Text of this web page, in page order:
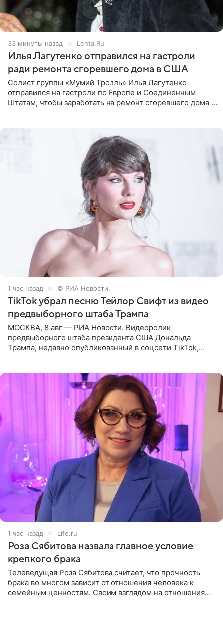
33 минуты назад Lenta.Ru
Илья Лагутенко отправился на гастроли
ради ремонта сгоревшего дома в США
Солист группы «Мумий Тролль» Илья Лагутенко
отправился на гастроли по Европе и Соединенным
Штатам, чтобы заработать на ремонт сгоревшего дома в
1 час назад © РИА Новости
TikTok убрал песню Тейлор Свифт из видео
предвыборного штаба Трампа
МОСКВА, 8 авг — РИА Новости. Видеоролик
предвыборного штаба президента США Дональда
Трампа, недавно опубликованный в соцсети TikTok,
1 час назад Life.ru
Роза Сябитова назвала главное условие
крепкого брака
Телеведущая Роза Сябитова считает, что прочность
брака во многом зависит от отношения человека к
семейным ценностям. Своим взглядом на отношения